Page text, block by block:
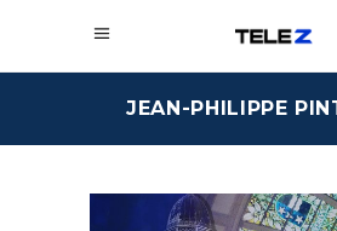
JEAN-PHILIPPE